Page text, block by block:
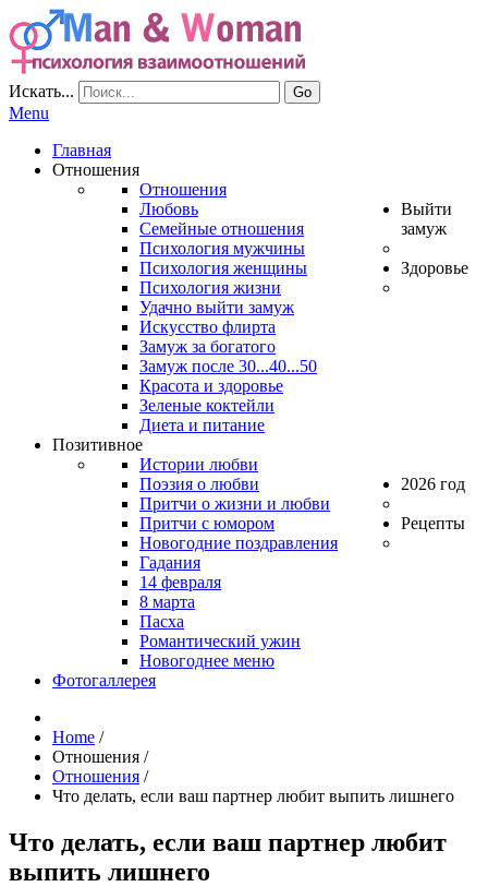
Искать... Go
Menu
Главная
Отношения
Отношения
Любовь
Семейные отношения
Психология мужчины
Психология женщины
Психология жизни
Выйти
замуж
Удачно выйти замуж
Искусство флирта
Замуж за богатого
Замуж после 30...40...50
Здоровье
Красота и здоровье
Зеленые коктейли
Диета и питание
Позитивное
Истории любви
Поэзия о любви
Притчи о жизни и любви
Притчи с юмором
2026 год
Новогодние поздравления
Гадания
14 февраля
8 марта
Рецепты
Пасха
Романтический ужин
Новогоднее меню
Фотогаллерея
Home /
Отношения /
Отношения /
Что делать, если ваш партнер любит выпить лишнего
Что делать, если ваш партнер любит
выпить лишнего